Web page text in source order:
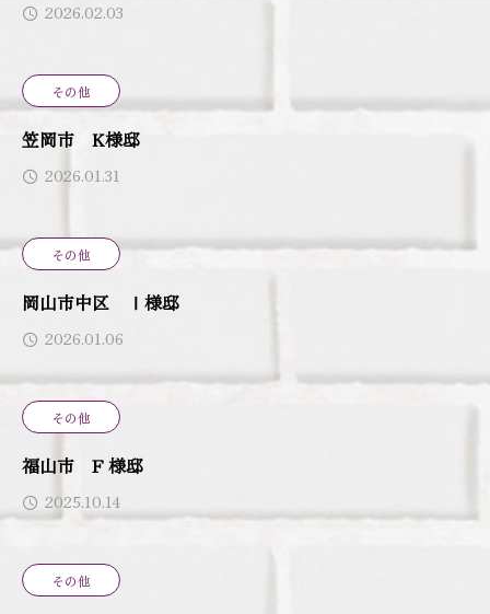
2026.02.03
その他
笠岡市 K様邸
2026.01.31
その他
岡山市中区 Ⅰ様邸
2026.01.06
その他
福山市 F 様邸
2025.10.14
その他